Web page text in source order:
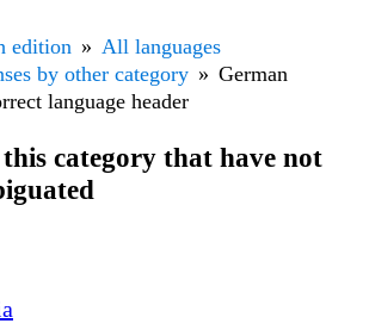
edition
All languages
by other category
German
language header
category that have not